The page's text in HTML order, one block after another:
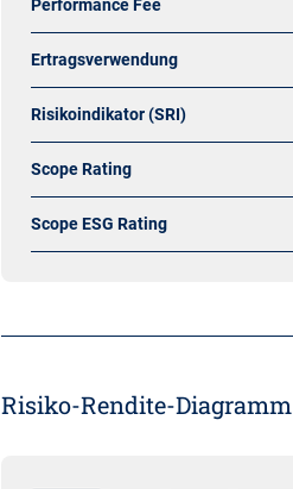
Performance Fee
Ertragsverwendung
Risikoindikator (SRI)
Scope Rating
Scope ESG Rating
Risiko-Rendite-Diagramm